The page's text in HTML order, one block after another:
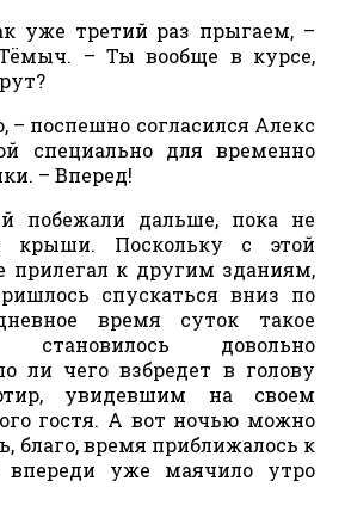
уже третий раз прыгаем, –
Тёмыч. – Ты вообще в курсе,
– поспешно согласился Алекс
специально для временно
– Вперед!
побежали дальше, пока не
крыши. Поскольку с этой
прилегал к другим зданиям,
спускаться вниз по
время суток такое
становилось довольно
ли чего взбредет в голову
увидевшим на своем
гостя. А вот ночью можно
благо, время приближалось к
уже маячило утро